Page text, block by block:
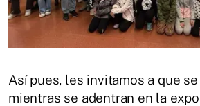
Así pues, les invitamos a que
mientras se adentran en la